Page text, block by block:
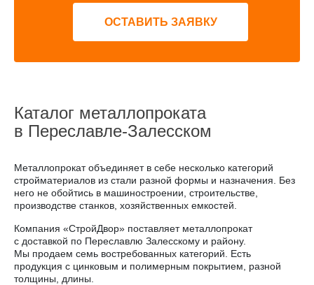
ОСТАВИТЬ ЗАЯВКУ
Каталог металлопроката
в Переславле-Залесском
Металлопрокат объединяет в себе несколько категорий
стройматериалов из стали разной формы и назначения. Без
него не обойтись в машиностроении, строительстве,
производстве станков, хозяйственных емкостей.
Компания «СтройДвор» поставляет металлопрокат
с доставкой по Переславлю Залесскому и району.
Мы продаем семь востребованных категорий. Есть
продукция с цинковым и полимерным покрытием, разной
толщины, длины.